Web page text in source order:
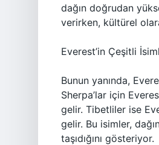
dağın doğrudan
verirken, kültürel
Everest’in Çeşitli
Bunun yanında,
Sherpa’lar için
gelir. Tibetliler ise
gelir. Bu isimler,
taşıdığını gösteriyor.